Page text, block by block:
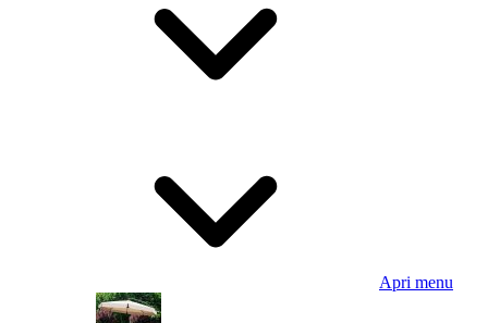
Apri menu